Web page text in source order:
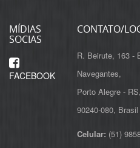
MÍDIAS
SOCIAS
FACEBOOK
CONTATO/
R. Beirute, 163 -
Navegantes,
Porto Alegre - RS,
Celular: (51)